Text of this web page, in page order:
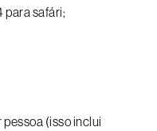
para safári;
pessoa (isso inclui